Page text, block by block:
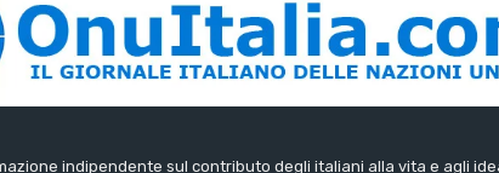
indipendente sul contributo degli italiani alla vita e agli